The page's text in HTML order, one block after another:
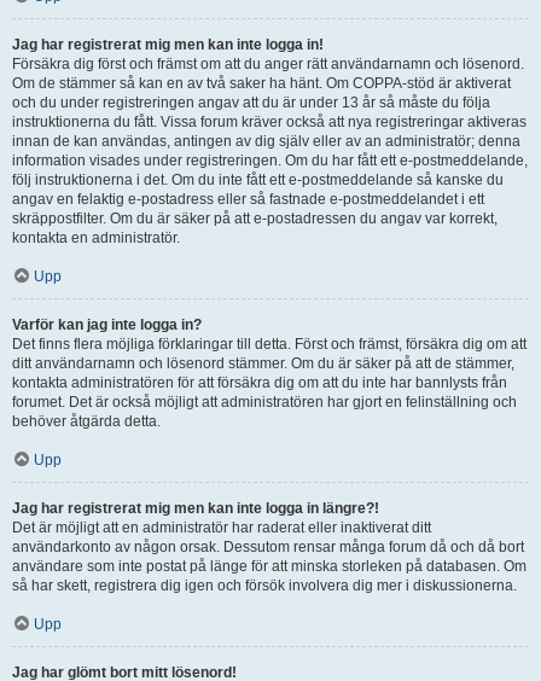
Jag har registrerat mig men kan inte logga in!
Försäkra dig först och främst om att du anger rätt användarnamn och lösenord.
Om de stämmer så kan en av två saker ha hänt. Om COPPA-stöd är aktiverat
och du under registreringen angav att du är under 13 år så måste du följa
instruktionerna du fått. Vissa forum kräver också att nya registreringar aktiveras
innan de kan användas, antingen av dig själv eller av an administratör; denna
information visades under registreringen. Om du har fått ett e-postmeddelande,
följ instruktionerna i det. Om du inte fått ett e-postmeddelande så kanske du
angav en felaktig e-postadress eller så fastnade e-postmeddelandet i ett
skräppostfilter. Om du är säker på att e-postadressen du angav var korrekt,
kontakta en administratör.
Upp
Varför kan jag inte logga in?
Det finns flera möjliga förklaringar till detta. Först och främst, försäkra dig om att
ditt användarnamn och lösenord stämmer. Om du är säker på att de stämmer,
kontakta administratören för att försäkra dig om att du inte har bannlysts från
forumet. Det är också möjligt att administratören har gjort en felinställning och
behöver åtgärda detta.
Upp
Jag har registrerat mig men kan inte logga in längre?!
Det är möjligt att en administratör har raderat eller inaktiverat ditt
användarkonto av någon orsak. Dessutom rensar många forum då och då bort
användare som inte postat på länge för att minska storleken på databasen. Om
så har skett, registrera dig igen och försök involvera dig mer i diskussionerna.
Upp
Jag har glömt bort mitt lösenord!